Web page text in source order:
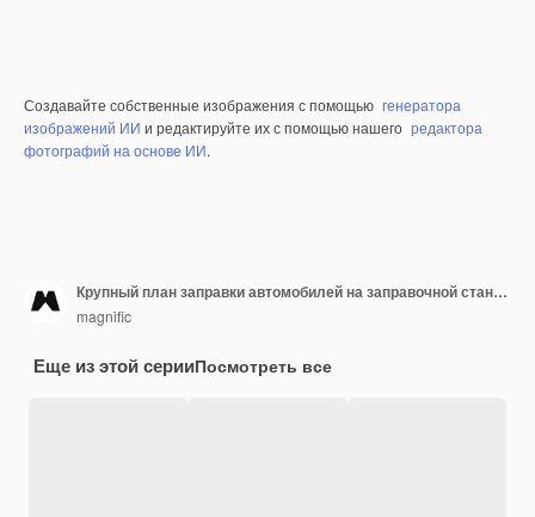
Создавайте собственные изображения с помощью генератора
изображений ИИ и редактируйте их с помощью нашего редактора
фотографий на основе ИИ.
Крупный план заправки автомобилей на заправочной станции
magnific
Еще из этой серииПосмотреть все